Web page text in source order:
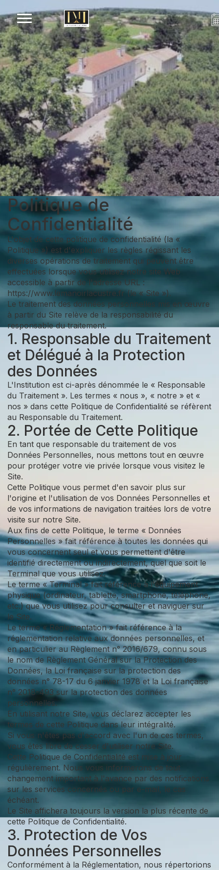
Politique de
Confidentialité
L'objet de cette politique de confidentialité (la «
Politique ») est d'expliquer les règles régissant les
diverses opérations de traitement qui peuvent être
effectuées lorsque vous utilisez notre site Web
accessible à partir de l'adresse URL :
https://www.lemanoirlacustre.fr (le « Site »).
Le traitement des données personnelles mis en œuvre
à partir du Site relève de la responsabilité du
responsable du traitement.
1. Responsable du Traitement
et Délégué à la Protection
des Données
L'Institution est ci-après dénommée le « Responsable
du Traitement ». Les termes « nous », « notre » et «
nos » dans cette Politique de Confidentialité se réfèrent
au Responsable du Traitement.
2. Portée de Cette Politique
En tant que responsable du traitement de vos
Données Personnelles, nous mettons tout en œuvre
pour protéger votre vie privée lorsque vous visitez le
Site.
Cette Politique vous permet d'en savoir plus sur
l'origine et l'utilisation de vos Données Personnelles et
de vos informations de navigation traitées lors de votre
visite sur notre Site.
Aux fins de cette Politique, le terme « Données
Personnelles » fait référence à toutes les données qui
vous concernent seul et vous permettent d'être
identifié directement ou indirectement, quel que soit le
Terminal que vous utilisez.
Le terme « Terminal » fait référence à l'équipement
physique (ordinateur, tablette, smartphone, téléphone,
etc.) que vous utilisez pour consulter et naviguer sur
le Site.
Le terme « Réglementation » fait référence à la
réglementation relative aux données personnelles, et
en particulier au Règlement n° 2016/679, connu sous
le nom de Règlement Général sur la Protection des
Données, la Loi française sur la protection des
données n° 78-17 du 6 janvier 1978 et la Loi française
n° 2018-493 sur la protection des données
personnelles.
En utilisant notre Site, vous déclarez accepter les
termes de cette Politique dans leur intégralité.
Si vous n'êtes pas d'accord avec l'un de ces termes,
vous êtes libre de cesser d'utiliser notre Site.
Cette Politique de Confidentialité est mise à jour
régulièrement. Nous vous informerons de tout
changement important à l'avance par des notifications
sur les services concernés ou par e-mail, le cas
échéant.
Le Site affichera toujours la version la plus récente de
cette Politique de Confidentialité.
3. Protection de Vos
Données Personnelles
Conformément à la Réglementation, nous répertorions